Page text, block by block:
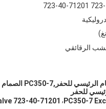
723-40-
الرقائقي
PC350-7
,
723-40-71201 Excavator Main Valve